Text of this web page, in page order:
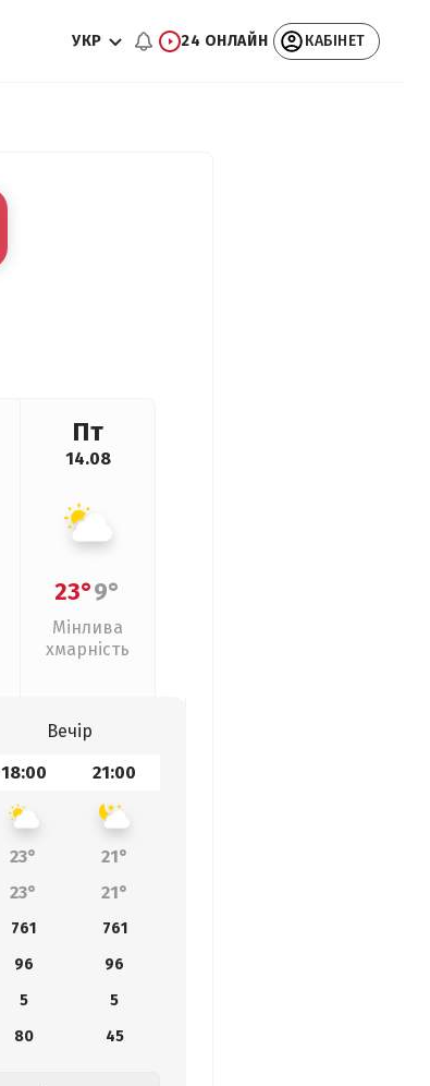
УКР 24 ОНЛАЙН КАБІНЕТ
Пт
14.08
23°9°
Мінлива
хмарність
Вечір
18:00 21:00
23°
21°
23° 21°
761
761
96
96
5
5
80 45